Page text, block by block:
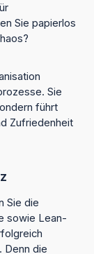
Sie papierlos
Sie
führt
Zufriedenheit
Sie die
sowie Lean-
Denn die